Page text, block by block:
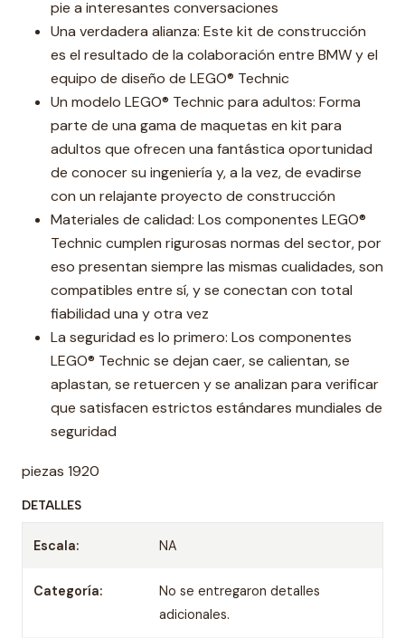
pie a interesantes conversaciones
Una verdadera alianza: Este kit de construcción
es el resultado de la colaboración entre BMW y el
equipo de diseño de LEGO® Technic
Un modelo LEGO® Technic para adultos: Forma
parte de una gama de maquetas en kit para
adultos que ofrecen una fantástica oportunidad
de conocer su ingeniería y, a la vez, de evadirse
con un relajante proyecto de construcción
Materiales de calidad: Los componentes LEGO®
Technic cumplen rigurosas normas del sector, por
eso presentan siempre las mismas cualidades, son
compatibles entre sí, y se conectan con total
fiabilidad una y otra vez
La seguridad es lo primero: Los componentes
LEGO® Technic se dejan caer, se calientan, se
aplastan, se retuercen y se analizan para verificar
que satisfacen estrictos estándares mundiales de
seguridad
piezas 1920
DETALLES
Escala: NA
Categoría:
No se entregaron detalles
adicionales.